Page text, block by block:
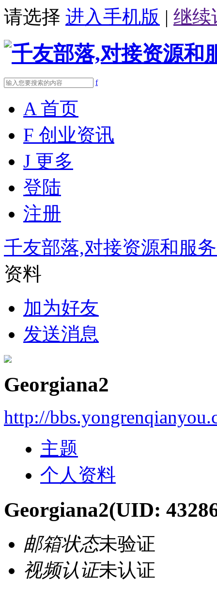
请选择 进入手机版 | 继续
f
A 首页
F 创业资讯
J 更多
登陆
注册
千友部落,对接资源和服
资料
加为好友
发送消息
Georgiana2
http://
主题
个人资料
Georgiana2(UID:
邮箱状态未验证
视频认证未认证